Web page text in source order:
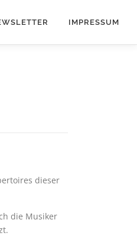
IMPRESSUM
dieser
die Musiker